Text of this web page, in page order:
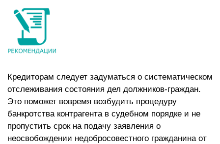
Кредиторам следует задуматься о систематическом
отслеживания состояния дел должников-граждан.
Это поможет вовремя возбудить процедуру
банкротства контрагента в судебном порядке и не
пропустить срок на подачу заявления о
неосвобождении недобросовестного гражданина от